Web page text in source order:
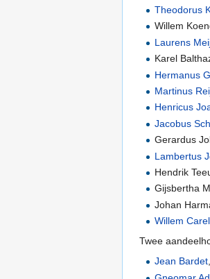
Theodorus
Willem
Laurens
Karel
Hermanus
Martinus
Henricus
Jacobus
Gerardus
Lambertus
Hendrik
Gijsbertha
Johan
Willem
Twee
Jean Bardet